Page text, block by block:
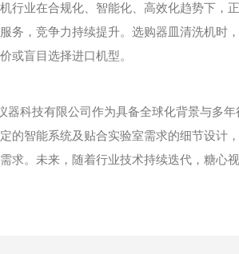
业在合规化、智能化、高效化趋势下，
务，竞争力持续提升。选购器皿清洗机时
或盲目选择进口机型。
科技有限公司作为具备全球化背景与多年
的智能系统及贴合实验室需求的细节设
求。未来，随着行业技术持续迭代，糖心